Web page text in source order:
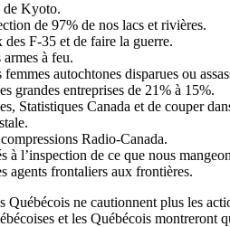
de Kyoto.
de 97% de nos lacs et rivières.
F-35 et de faire la guerre.
à feu.
autochtones disparues ou
grandes entreprises de 21% à 15%.
Statistiques Canada et de couper
Radio-Canada.
à l’inspection de ce que nous
agents frontaliers aux frontières.
Québécois ne cautionnent plus les
et les Québécois